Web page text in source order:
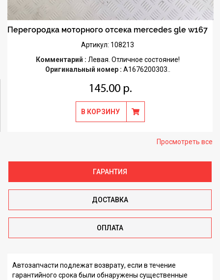
Перегородка моторного отсека mercedes gle w167
Артикул: 108213
Комментарий : Левая. Отличное состояние!
Оригинальный номер : A1676200303..
145.00 р.
В КОРЗИНУ
Просмотреть все
ГАРАНТИЯ
ДОСТАВКА
ОПЛАТА
Автозапчасти подлежат возврату, если в течение
гарантийного срока были обнаружены существенные